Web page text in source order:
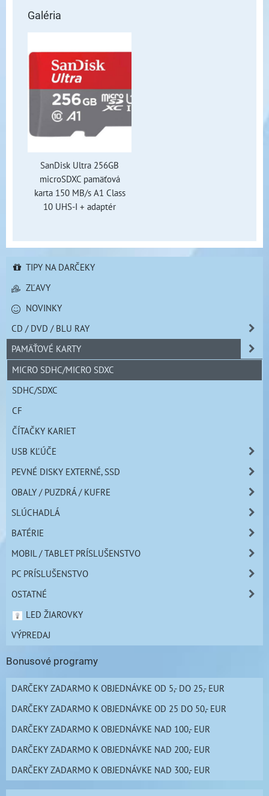
Galéria
SanDisk Ultra 256GB
microSDXC pamäťová
karta 150 MB/s A1 Class
10 UHS-I + adaptér
TIPY NA DARČEKY
ZĽAVY
NOVINKY
CD / DVD / BLU RAY
PAMÄŤOVÉ KARTY
MICRO SDHC/MICRO SDXC
SDHC/SDXC
CF
ČÍTAČKY KARIET
USB KĽÚČE
PEVNÉ DISKY EXTERNÉ, SSD
OBALY / PUZDRÁ / KUFRE
SLÚCHADLÁ
BATÉRIE
MOBIL / TABLET PRÍSLUŠENSTVO
PC PRÍSLUŠENSTVO
OSTATNÉ
LED ŽIAROVKY
VÝPREDAJ
Bonusové programy
DARČEKY ZADARMO K OBJEDNÁVKE OD 5,- DO 25,- EUR
DARČEKY ZADARMO K OBJEDNÁVKE OD 25 DO 50,- EUR
DARČEKY ZADARMO K OBJEDNÁVKE NAD 100,- EUR
DARČEKY ZADARMO K OBJEDNÁVKE NAD 200,- EUR
DARČEKY ZADARMO K OBJEDNÁVKE NAD 300,- EUR